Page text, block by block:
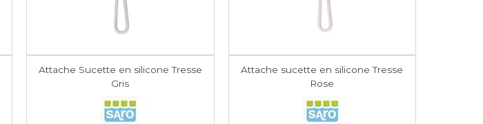
Attache Sucette en silicone Tresse
Gris
Attache sucette en silicone Tresse
Rose